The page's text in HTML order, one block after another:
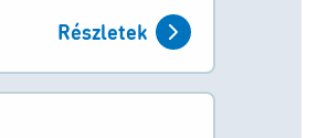
Részletek